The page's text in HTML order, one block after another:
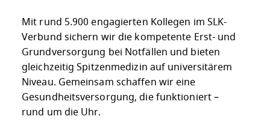
Mit rund 5.900 engagierten Kollegen im SLK-
Verbund sichern wir die kompetente Erst- und
Grundversorgung bei Notfällen und bieten
gleichzeitig Spitzenmedizin auf universitärem
Niveau. Gemeinsam schaffen wir eine
Gesundheitsversorgung, die funktioniert –
rund um die Uhr.